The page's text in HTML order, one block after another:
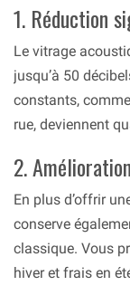
1. Réduction
Le vitrage
jusqu’à 50
constants,
rue, deviennent
2.
En plus d’offrir
conserve
classique. Vous
hiver et frais en